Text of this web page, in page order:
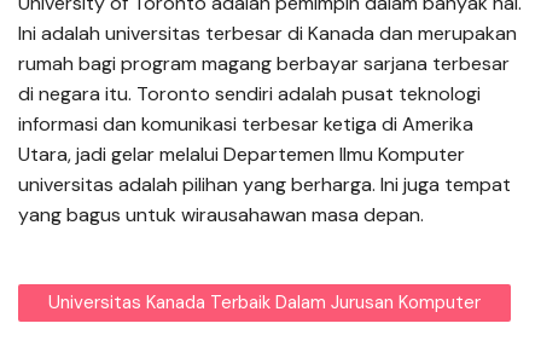
Ini adalah universitas terbesar di Kanada dan merupakan
rumah bagi program magang berbayar sarjana terbesar
di negara itu. Toronto sendiri adalah pusat teknologi
informasi dan komunikasi terbesar ketiga di Amerika
Utara, jadi gelar melalui Departemen Ilmu Komputer
universitas adalah pilihan yang berharga. Ini juga tempat
yang bagus untuk wirausahawan masa depan.
Universitas Kanada Terbaik Dalam Jurusan Komputer